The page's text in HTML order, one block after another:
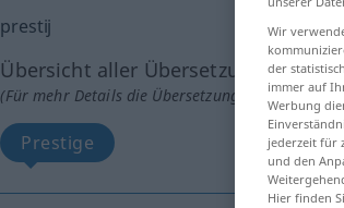
prestij
Übersicht aller Übersetzungen
(Für mehr Details die Übersetzung anklicken/
Prestige
Wir
der
immer auf
Werbung
jederzeit für
und den
Hier finden